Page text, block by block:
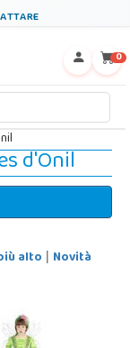
0
d'Onil
alto | Novità